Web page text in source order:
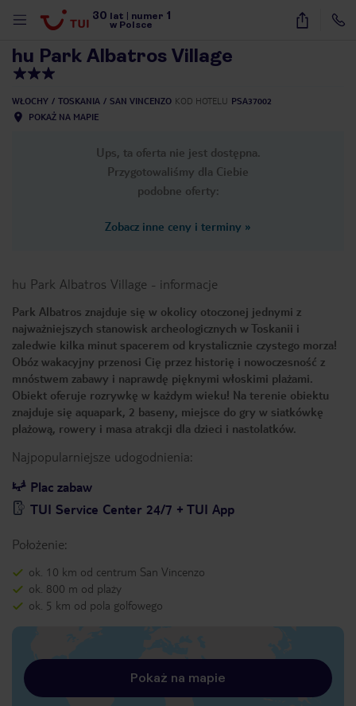
30 lat numer 1
w Polsce
25
hu Park Albatros Village
WŁOCHY TOSKANIA SAN VINCENZO KOD HOTELU PSA37002
POKAŻ NA MAPIE
Ups, ta oferta nie jest dostępna.
Przygotowaliśmy dla Ciebie
podobne oferty:
Zobacz inne ceny i terminy »
hu Park Albatros Village - informacje
Park Albatros znajduje się w okolicy otoczonej jednymi z
najważniejszych stanowisk archeologicznych w Toskanii i
zaledwie kilka minut spacerem od krystalicznie czystego morza!
Obóz wakacyjny przenosi Cię przez historię i nowoczesność z
mnóstwem zabawy i naprawdę pięknymi włoskimi plażami.
Obiekt oferuje rozrywkę w każdym wieku! Na terenie obiektu
znajduje się aquapark, 2 baseny, miejsce do gry w siatkówkę
plażową, rowery i masa atrakcji dla dzieci i nastolatków.
Najpopularniejsze udogodnienia:
Plac zabaw
TUI Service Center 24/7 + TUI App
Położenie:
ok. 10 km od centrum San Vincenzo
ok. 800 m od plaży
ok. 5 km od pola golfowego
Pokaż na mapie